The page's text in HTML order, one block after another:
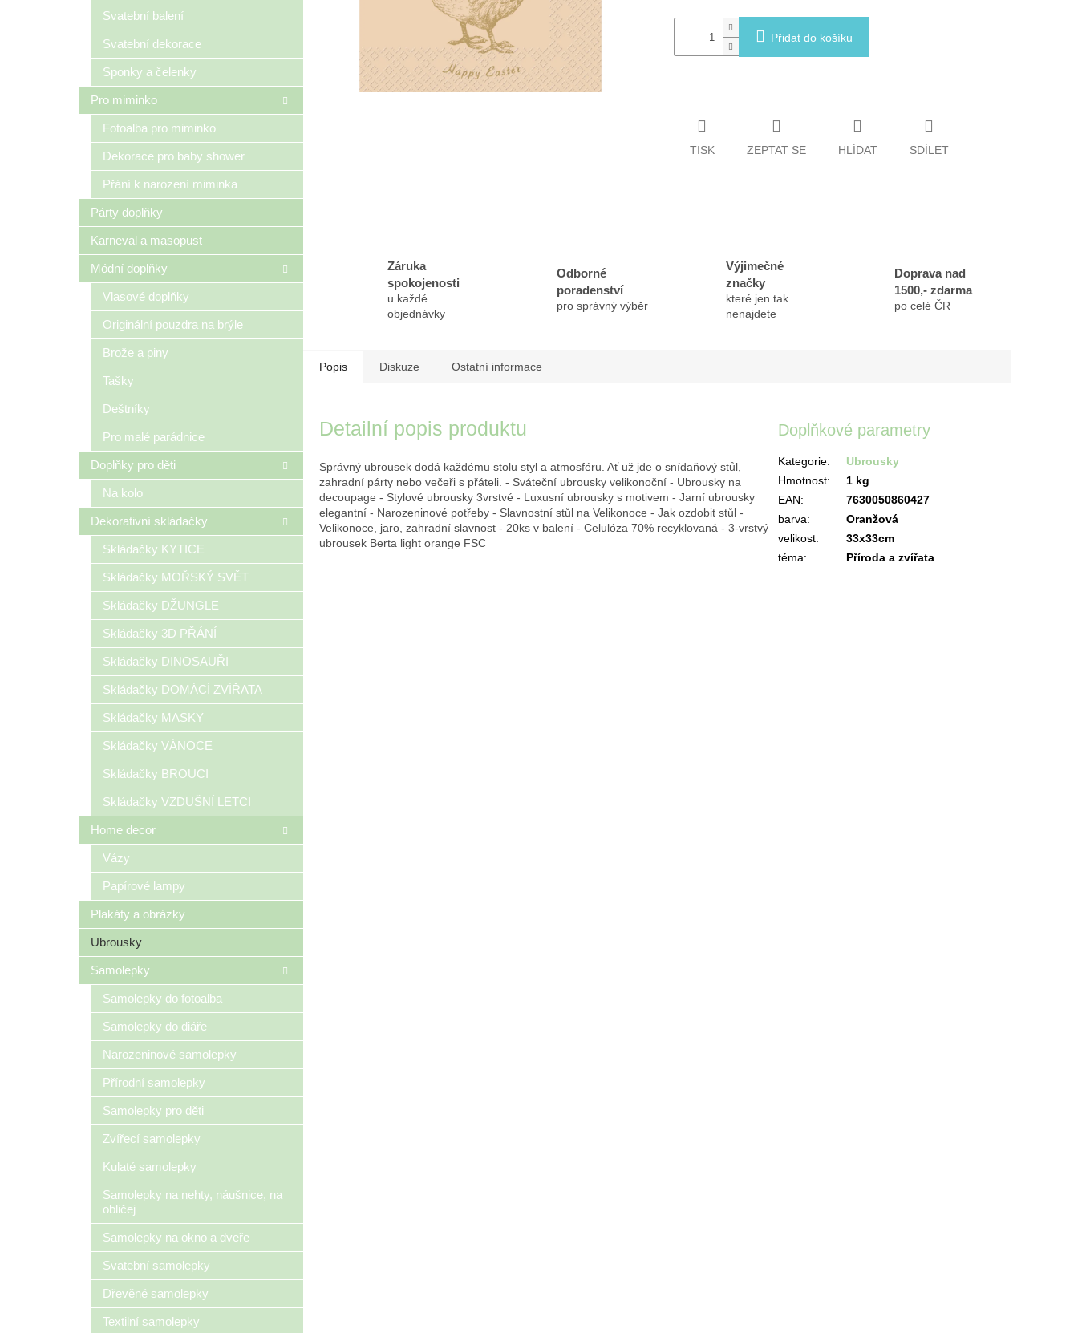
Svatební balení
Svatební dekorace
Sponky a čelenky
Pro miminko
Fotoalba pro miminko
Dekorace pro baby shower
Přání k narození miminka
Párty doplňky
Karneval a masopust
Módní doplňky
Vlasové doplňky
Originální pouzdra na brýle
Brože a piny
Tašky
Deštníky
Pro malé parádnice
Doplňky pro děti
Na kolo
Dekorativní skládačky
Skládačky KYTICE
Skládačky MOŘSKÝ SVĚT
Skládačky DŽUNGLE
Skládačky 3D PŘÁNÍ
Skládačky DINOSAUŘI
Skládačky DOMÁCÍ ZVÍŘATA
Skládačky MASKY
Skládačky VÁNOCE
Skládačky BROUCI
Skládačky VZDUŠNÍ LETCI
Home decor
Vázy
Papírové lampy
Plakáty a obrázky
Ubrousky
Samolepky
Samolepky do fotoalba
Samolepky do diáře
Narozeninové samolepky
Přírodní samolepky
Samolepky pro děti
Zvířecí samolepky
Kulaté samolepky
Samolepky na nehty, náušnice, na
obličej
Samolepky na okno a dveře
Svatební samolepky
Dřevěné samolepky
Textilní samolepky
Přidat do košíku
TISK ZEPTAT SE HLÍDAT SDÍLET
Záruka
spokojenosti
u každé
objednávky
Odborné
poradenství
pro správný výběr
Výjimečné
značky
které jen tak
nenajdete
Doprava nad
1500,- zdarma
po celé ČR
Popis Diskuze Ostatní informace
Detailní popis produktu
Správný ubrousek dodá každému stolu styl a atmosféru. Ať už jde o snídaňový stůl,
zahradní párty nebo večeři s přáteli. - Sváteční ubrousky velikonoční - Ubrousky na
decoupage - Stylové ubrousky 3vrstvé - Luxusní ubrousky s motivem - Jarní ubrousky
elegantní - Narozeninové potřeby - Slavnostní stůl na Velikonoce - Jak ozdobit stůl -
Velikonoce, jaro, zahradní slavnost - 20ks v balení - Celulóza 70% recyklovaná - 3-vrstvý
ubrousek Berta light orange FSC
Doplňkové parametry
Kategorie:
Ubrousky
Hmotnost:
1 kg
EAN:
7630050860427
barva:
Oranžová
velikost:
33x33cm
téma: Příroda a zvířata